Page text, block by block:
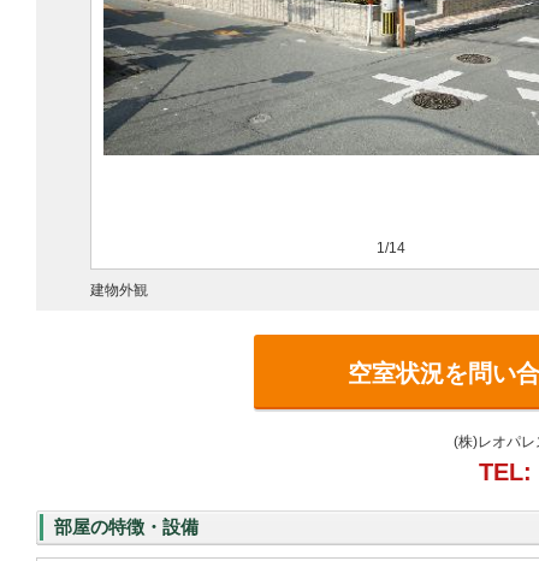
1/14
建物外観
空室状況を問い
(株)レオパ
TEL:
部屋の特徴・設備